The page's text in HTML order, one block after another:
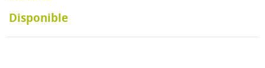
Disponible